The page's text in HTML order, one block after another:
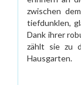
zwischen
tiefdunklen,
Dank ihrer
zählt sie zu
Hausgarten.